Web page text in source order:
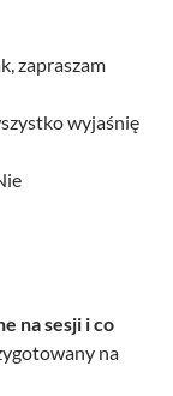
zapraszam
wyjaśnię
na sesji i co
na